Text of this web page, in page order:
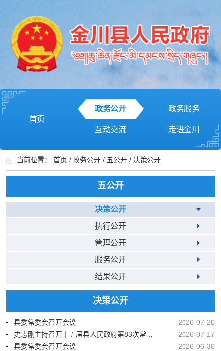
首页
政务公开 政务服务
互动交流 走进金川
当前位置：首页 /政务公开 / 五公开 / 决策公开
五公开
决策公开
执行公开
管理公开
服务公开
结果公开
决策公开
县委常委会召开会议
2026-07-20
2026-07-17
县委常委会召开会议
2026-06-30